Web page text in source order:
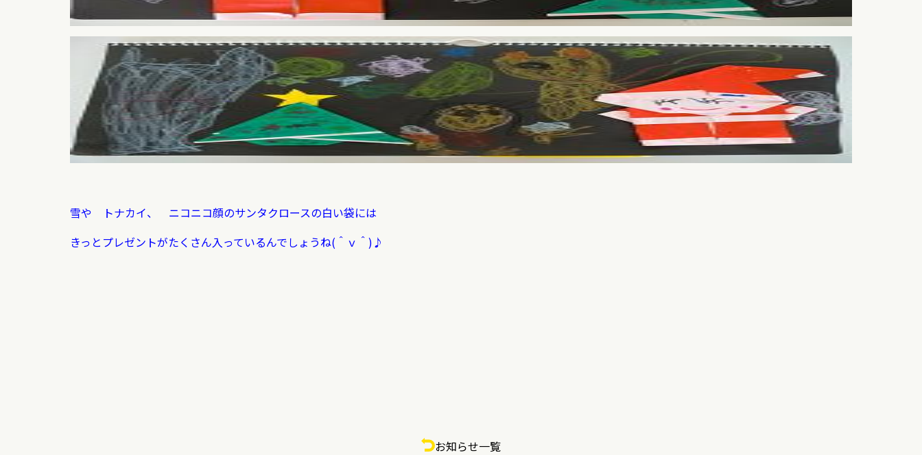
雪や トナカイ、 ニコニコ顔のサンタクロースの白い袋には
きっとプレゼントがたくさん入っているんでしょうね(＾ｖ＾)♪
お知らせ一覧